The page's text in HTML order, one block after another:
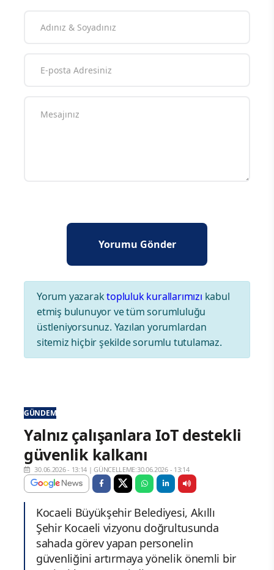
Yorum yazaraktopluluk kurallarımızı kabul
etmiş bulunuyor ve tüm sorumluluğu
üstleniyorsunuz. Yazılan yorumlardan
sitemiz hiçbir şekilde sorumlu tutulamaz.
GÜNDEM
Yalnız çalışanlara IoT destekli
güvenlik kalkanı
30.06.2026 - 13:14 |GÜNCELLEME:30.06.2026 - 13:14
Kocaeli Büyükşehir Belediyesi, Akıllı
Şehir Kocaeli vizyonu doğrultusunda
sahada görev yapan personelin
güvenliğini artırmaya yönelik önemli bir